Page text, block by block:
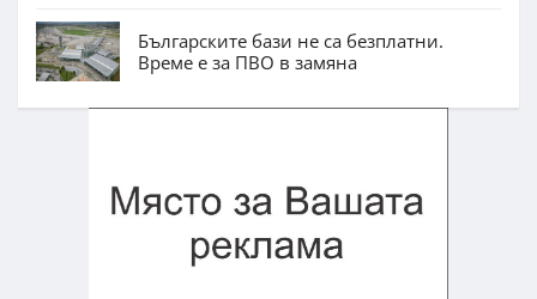
Българските бази не са безплатни.
Време е за ПВО в замяна